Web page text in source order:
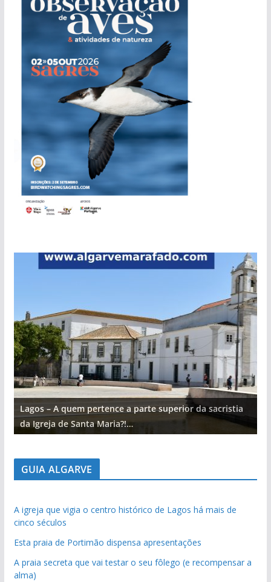
Lagos – A quem pertence a parte superior da sacristia
da Igreja de Santa Maria?!…
GUIA ALGARVE
A igreja que vigia o centro histórico de Lagos há mais de
cinco séculos
Esta praia de Portimão dispensa apresentações
A praia secreta que vai testar o seu fôlego (e recompensar a
alma)